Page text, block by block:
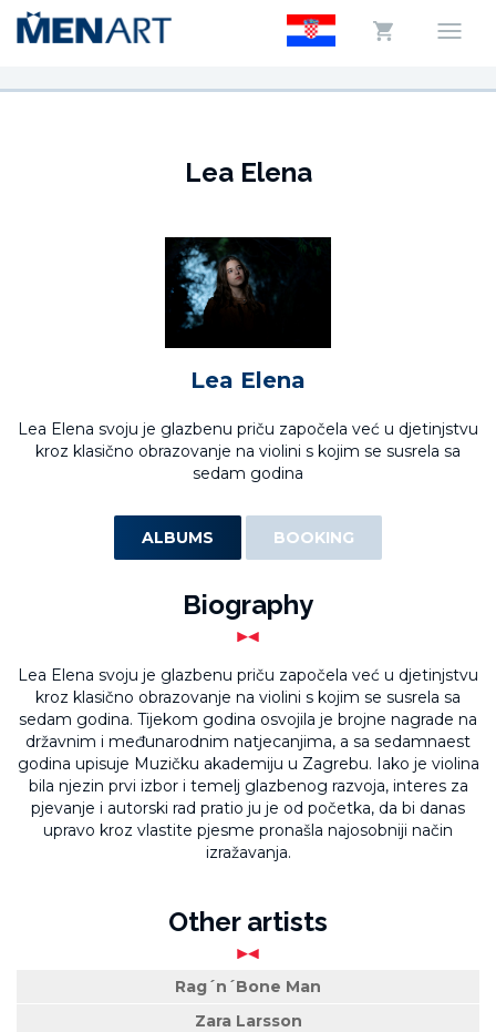
Lea Elena
Lea Elena
Lea Elena svoju je glazbenu priču započela već u djetinjstvu
kroz klasično obrazovanje na violini s kojim se susrela sa
sedam godina
ALBUMS BOOKING
Biography
Lea Elena svoju je glazbenu priču započela već u djetinjstvu
kroz klasično obrazovanje na violini s kojim se susrela sa
sedam godina. Tijekom godina osvojila je brojne nagrade na
državnim i međunarodnim natjecanjima, a sa sedamnaest
godina upisuje Muzičku akademiju u Zagrebu. Iako je violina
bila njezin prvi izbor i temelj glazbenog razvoja, interes za
pjevanje i autorski rad pratio ju je od početka, da bi danas
upravo kroz vlastite pjesme pronašla najosobniji način
izražavanja.
Other artists
Rag´n´Bone Man
Zara Larsson